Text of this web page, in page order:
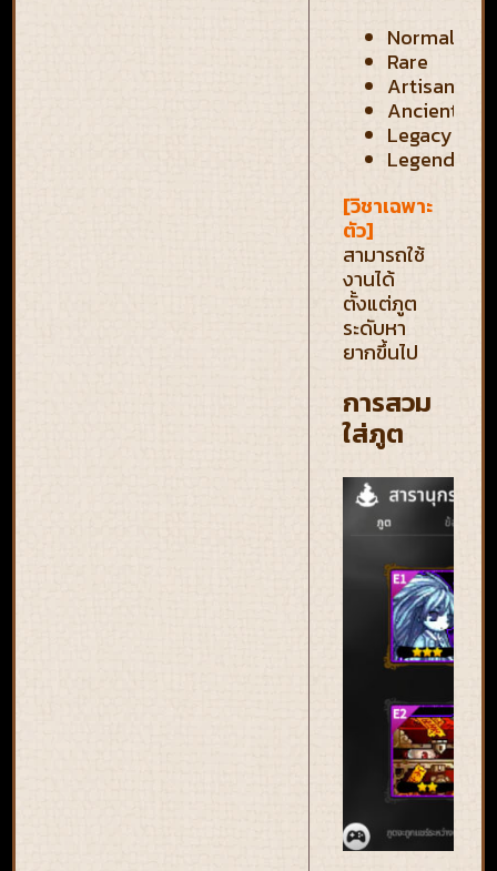
Normal
Rare
Artisan
Ancient
Legacy
Legendary
[วิชาเฉพาะ
ตัว]
สามารถใช้
งานได้
ตั้งแต่ภูต
ระดับหา
ยากขึ้นไป
การสวม
ใส่ภูต